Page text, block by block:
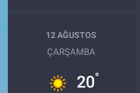
12 AĞUSTOS
ÇARŞAMBA
20°